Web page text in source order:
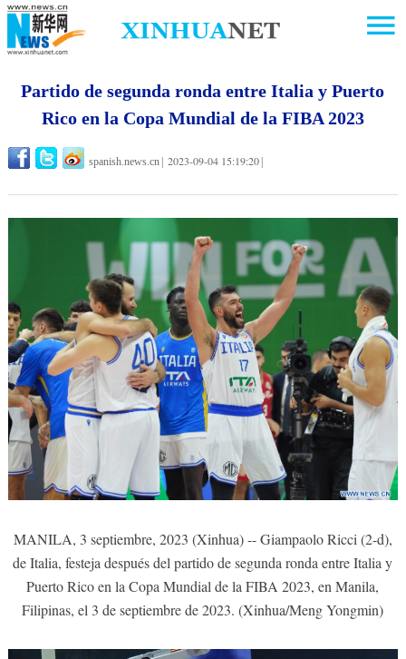
Partido de segunda ronda entre Italia y Puerto
Rico en la Copa Mundial de la FIBA 2023
spanish.news.cn 2023-09-04 15:19:20
MANILA, 3 septiembre, 2023 (Xinhua) -- Giampaolo Ricci (2-d),
de Italia, festeja después del partido de segunda ronda entre Italia y
Puerto Rico en la Copa Mundial de la FIBA 2023, en Manila,
Filipinas, el 3 de septiembre de 2023. (Xinhua/Meng Yongmin)